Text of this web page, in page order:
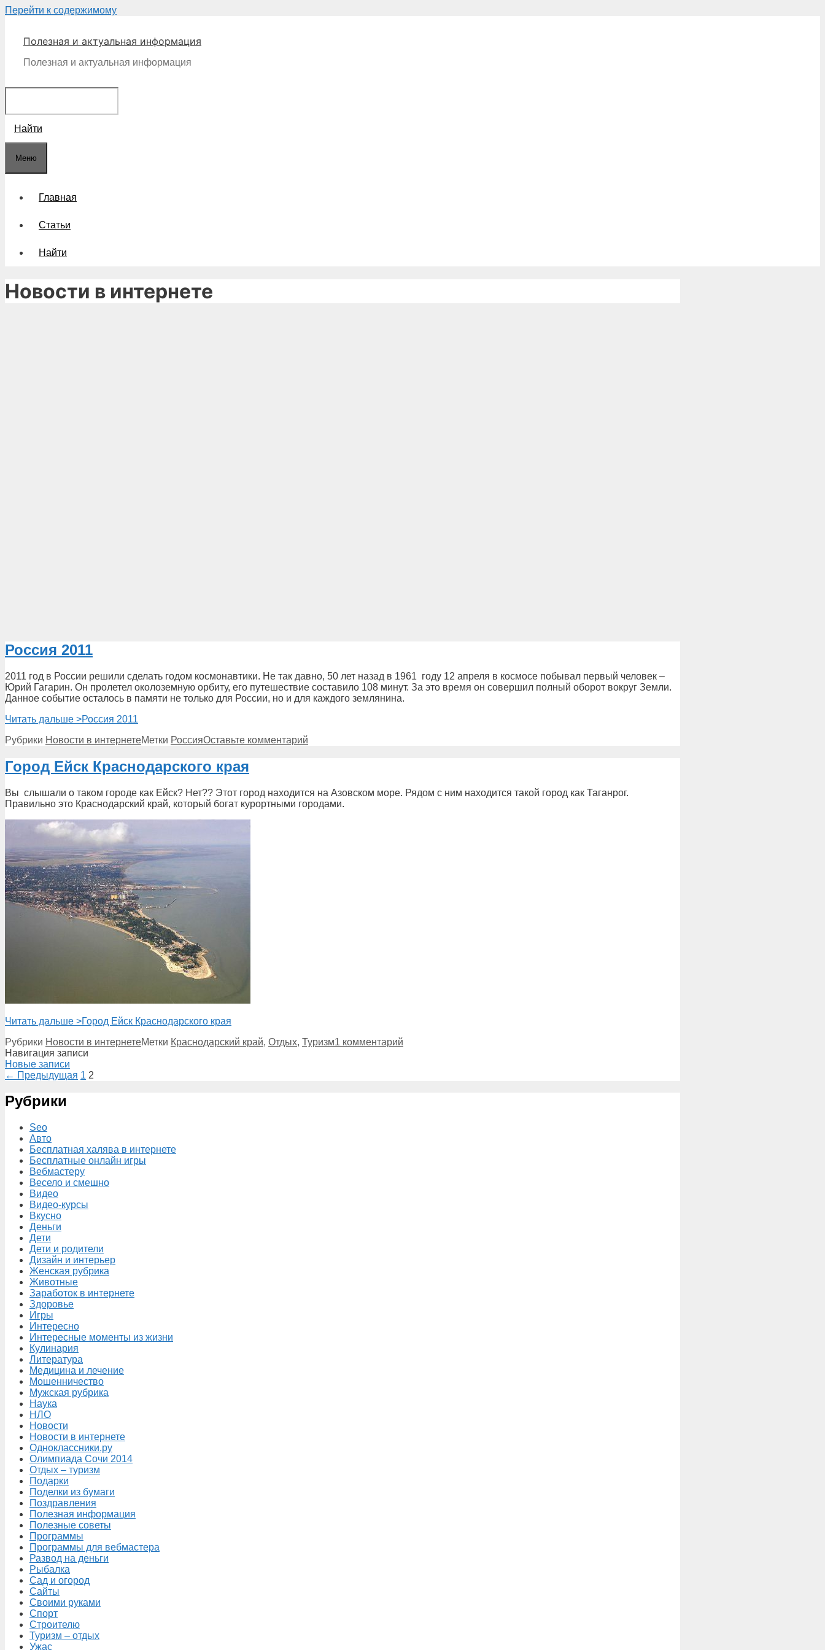
Перейти к содержимому
Полезная и актуальная информация
Полезная и актуальная информация
Найти
Меню
Главная
Статьи
Найти
Новости в интернете
Россия 2011
2011 год в России решили сделать годом космонавтики. Не так давно, 50 лет назад в 1961 году 12 апреля в космосе побывал первый человек –
Юрий Гагарин. Он пролетел околоземную орбиту, его путешествие составило 108 минут. За это время он совершил полный оборот вокруг Земли.
Данное событие осталось в памяти не только для России, но и для каждого землянина.
Читать дальше >Россия 2011
Рубрики Новости в интернетеМетки РоссияОставьте комментарий
Город Ейск Краснодарского края
Вы слышали о таком городе как Ейск? Нет?? Этот город находится на Азовском море. Рядом с ним находится такой город как Таганрог.
Правильно это Краснодарский край, который богат курортными городами.
Читать дальше >Город Ейск Краснодарского края
Рубрики Новости в интернетеМетки Краснодарский край, Отдых, Туризм1 комментарий
Навигация записи
Новые записи
← Предыдущая 1 2
Рубрики
Seo
Авто
Бесплатная халява в интернете
Бесплатные онлайн игры
Вебмастеру
Весело и смешно
Видео
Видео-курсы
Вкусно
Деньги
Дети
Дети и родители
Дизайн и интерьер
Женская рубрика
Животные
Заработок в интернете
Здоровье
Игры
Интересно
Интересные моменты из жизни
Кулинария
Литература
Медицина и лечение
Мошенничество
Мужская рубрика
Наука
НЛО
Новости
Новости в интернете
Одноклассники.ру
Олимпиада Сочи 2014
Отдых – туризм
Подарки
Поделки из бумаги
Поздравления
Полезная информация
Полезные советы
Программы
Программы для вебмастера
Развод на деньги
Рыбалка
Сад и огород
Сайты
Своими руками
Спорт
Строителю
Туризм – отдых
Ужас